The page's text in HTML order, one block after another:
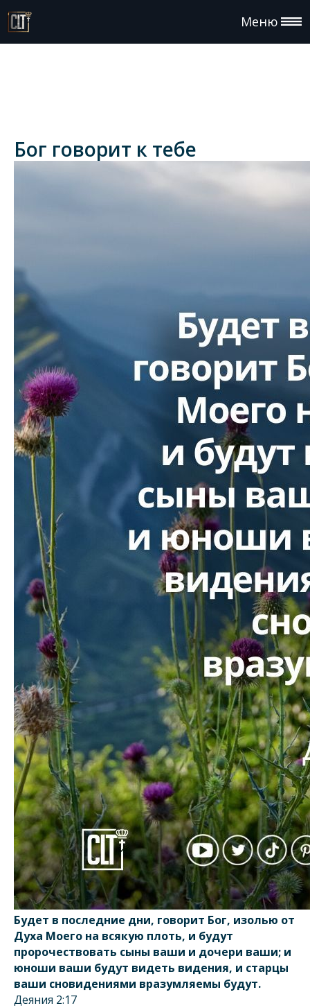
Меню
Бог говорит к тебе
Будет в последние дни, говорит Бог, изолью от
Духа Моего на всякую плоть, и будут
пророчествовать сыны ваши и дочери ваши; и
юноши ваши будут видеть видения, и старцы
ваши сновидениями вразумляемы будут.
Деяния 2:17